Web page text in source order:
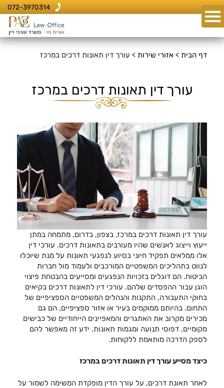
072-3970314
דף הבית> אזורי שירות> עורך דין תאונות דרכים במרכז
עורך דין תאונות דרכים במרכז
עורך דין תאונות דרכים במרכז, בצפון, בדרום, מתמחה במתן
ייעוץ וייצוג לאנשים שהיו מעורבים בתאונות דרכים. עורכי דין
אלו ממלאים תפקיד חיוני בסיוע לנפגעי תאונות על מנת שיוכלו
לנווט בתהליכים המשפטיים המורכבים ולעמוד מול חברות
הביטוח. הם דוגלים בזכויות הנפגעים ומסייעים בהבטחת פיצוי
הוגן עבור ההפסדים שלהם. עורכי דין לתאונות דרכים בקיאים
בחוקי התעבורה, התקנות והנהלים המשפטיים הספציפיים של
התחום. בהיותם ממוקמים בעיר או אזור ספציפיים, הם גם
מכירים מקרוב את האתגרים והמאפיינים הייחודיים של כבישים
מקומיים, דפוסי תנועה ומגמות תאונות. ידע זה מאפשר להם
לספק הדרכה מותאמת ללקוחות.
כיצד מסייע עורך דין תאונות דרכים במרכז
לאחר תאונת דרכים, על עורך הדין מופקדת המשימה לשמור על